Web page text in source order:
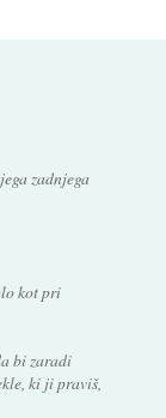
zadnjega
kot pri
bi zaradi
ki ji praviš,